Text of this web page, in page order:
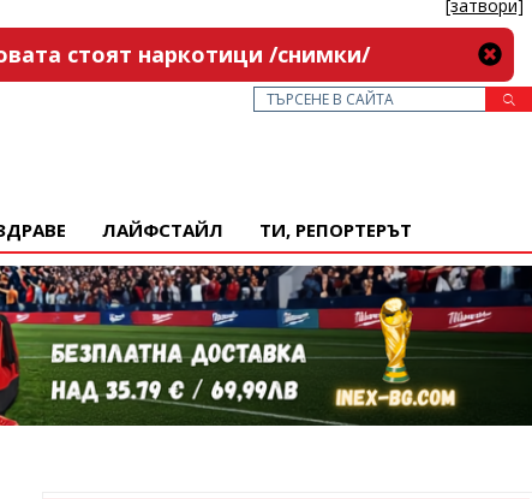
[затвори]
стоят наркотици /снимки/
ЛАЙФСТАЙЛ ТИ, РЕПОРТЕРЪТ